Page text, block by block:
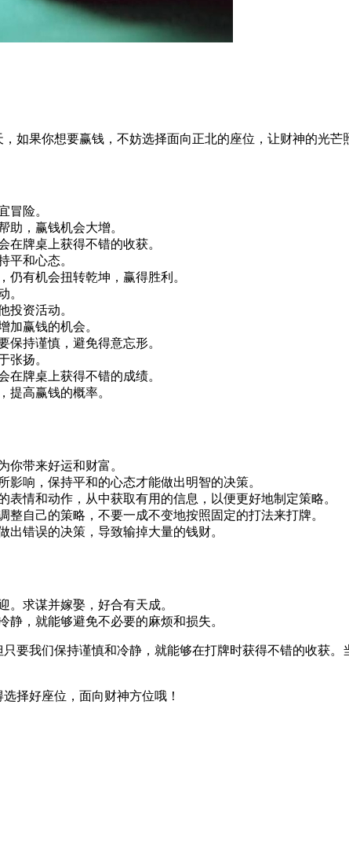
如果你想要赢钱，不妨选择面向正北的座位，让财神的光芒
冒险。
助，赢钱机会大增。
在牌桌上获得不错的收获。
平和心态。
有机会扭转乾坤，赢得胜利。
。
投资活动。
加赢钱的机会。
保持谨慎，避免得意忘形。
张扬。
在牌桌上获得不错的成绩。
提高赢钱的概率。
你带来好运和财富。
影响，保持平和的心态才能做出明智的决策。
表情和动作，从中获取有用的信息，以便更好地制定策略。
自己的策略，不要一成不变地按照固定的打法来打牌。
出错误的决策，导致输掉大量的钱财。
。求谋并嫁娶，好合有天成。
静，就能够避免不必要的麻烦和损失。
要我们保持谨慎和冷静，就能够在打牌时获得不错的收获
择好座位，面向财神方位哦！